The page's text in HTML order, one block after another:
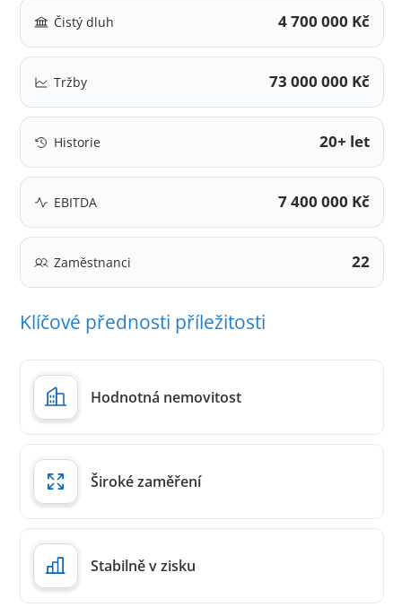
Čistý dluh 4 700 000 Kč
Tržby 73 000 000 Kč
Historie 20+ let
EBITDA 7 400 000 Kč
Zaměstnanci 22
Klíčové přednosti příležitosti
Hodnotná nemovitost
Široké zaměření
Stabilně v zisku